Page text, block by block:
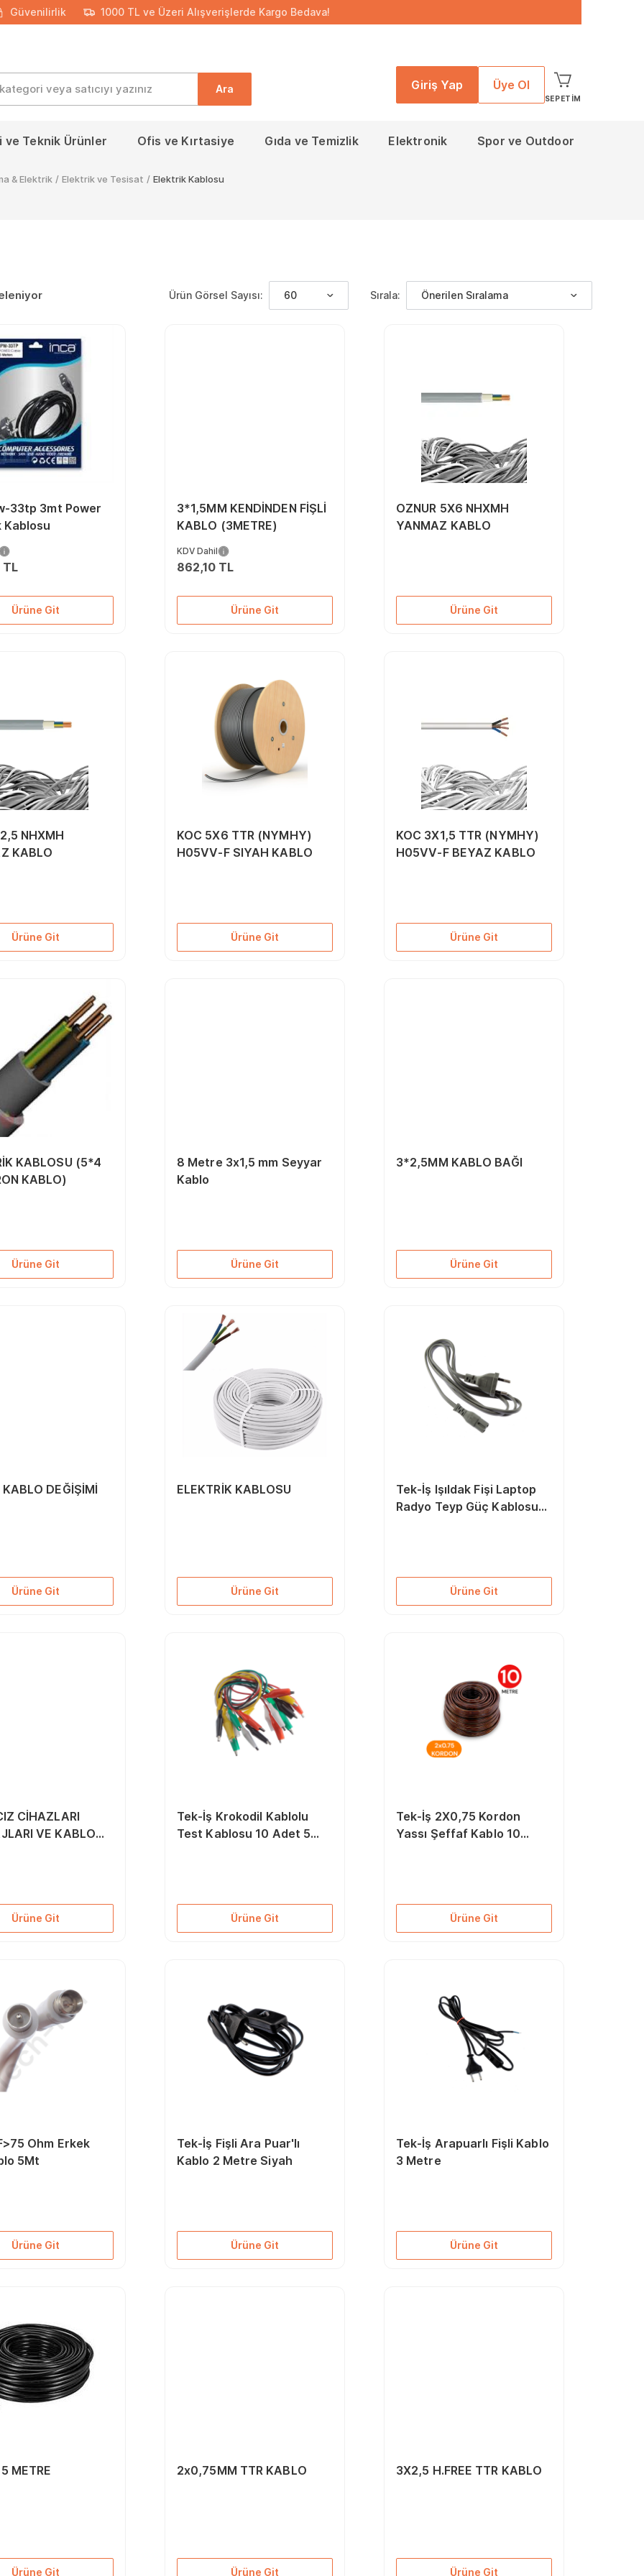
Güvenilirlik 1000 TL ve Üzeri Alışverişlerde Kargo Bedava!
Ara Giriş Yap Üye Ol
SEPETIM
ve Teknik Ürünler Ofis ve Kırtasiye Gıda ve Temizlik Elektronik Spor ve Outdoor
& Elektrik / Elektrik ve Tesisat / Elektrik Kablosu
Ürün Görsel Sayısı: 60 Sırala: Önerilen Sıralama
33tp 3mt Power
Kablosu
Ürüne Git
3*1,5MM KENDİNDEN FİŞLİ
KABLO (3METRE)
KDV Dahil
862,10 TL
Ürüne Git
OZNUR 5X6 NHXMH
YANMAZ KABLO
Ürüne Git
NHXMH
KABLO
Ürüne Git
KOC 5X6 TTR (NYMHY)
H05VV-F SIYAH KABLO
Ürüne Git
KOC 3X1,5 TTR (NYMHY)
H05VV-F BEYAZ KABLO
Ürüne Git
KABLOSU (5*4
KABLO)
Ürüne Git
8 Metre 3x1,5 mm Seyyar
Kablo
Ürüne Git
3*2,5MM KABLO BAĞI
Ürüne Git
DEĞİŞİMİ
Ürüne Git
ELEKTRİK KABLOSU
Ürüne Git
Tek-İş Işıldak Fişi Laptop
Radyo Teyp Güç Kablosu
Ürüne Git
CİHAZLARI
VE KABLO
Ürüne Git
Tek-İş Krokodil Kablolu
Test Kablosu 10 Adet 5
Ürüne Git
Tek-İş 2X0,75 Kordon
Yassı Şeffaf Kablo 10
Ürüne Git
Ohm Erkek
5Mt
Ürüne Git
Tek-İş Fişli Ara Puar'lı
Kablo 2 Metre Siyah
Ürüne Git
Tek-İş Arapuarlı Fişli Kablo
3 Metre
Ürüne Git
METRE
Ürüne Git
2x0,75MM TTR KABLO
Ürüne Git
3X2,5 H.FREE TTR KABLO
Ürüne Git